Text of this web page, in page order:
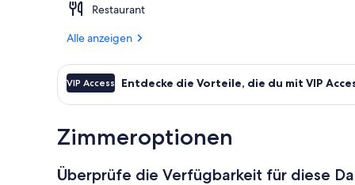
Restaurant
Alle anzeigen
VIP Access Entdecke die Vorteile, die du mit VIP
Zimmeroptionen
Überprüfe die Verfügbarkeit für diese